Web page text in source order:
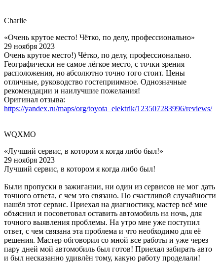
Charlie
«Очень крутое место! Чётко, по делу, профессионально»
29 ноября 2023
Очень крутое место!) Чётко, по делу, профессионально.
Географически не самое лёгкое место, с точки зрения
расположения, но абсолютно точно того стоит. Цены
отличные, руководство гостеприимное. Однозначные
рекомендации и наилучшие пожелания!
Оригинал отзыва:
https://yandex.ru/maps/org/toyota_elektrik/123507283996/reviews/
WQXMO
«Лучший сервис, в котором я когда либо был!»
29 ноября 2023
Лучший сервис, в котором я когда либо был!
Были пропуски в зажигании, ни один из сервисов не мог дать
точного ответа, с чем это связано. По счастливой случайности
нашёл этот сервис. Приехал на диагностику, мастер всё мне
объяснил и посоветовал оставить автомобиль на ночь, для
точного выявления проблемы. На утро мне уже поступил
ответ, с чем связана эта проблема и что необходимо для её
решения. Мастер обговорил со мной все работы и уже через
пару дней мой автомобиль был готов! Приехал забирать авто
и был несказанно удивлён тому, какую работу проделали!